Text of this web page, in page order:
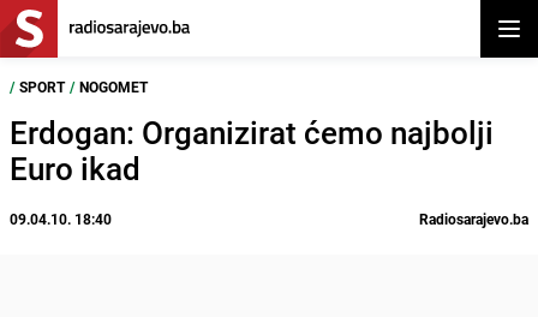
/ SPORT / NOGOMET
Erdogan: Organizirat ćemo najbolji
Euro ikad
09.04.10. 18:40 Radiosarajevo.ba